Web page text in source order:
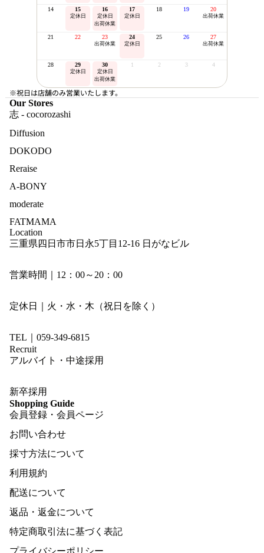
14 15
定休日
16
定休日
出荷休業
17
定休日
18 19 20
出荷休業
21 22 23
出荷休業
24
定休日
25 26 27
出荷休業
28 29
定休日
30
定休日
出荷休業
1 2 3 4
※祝日は店舗のみ営業いたします。
Our Stores
志 - cocorozashi
Diffusion
DOKODO
Reraise
A-BONY
moderate
FATMAMA
Location
三重県四日市市日永5丁目12-16 日がなビル
営業時間｜12：00～20：00
定休日｜火・水・木（祝日を除く）
TEL｜059-349-6815
Recruit
アルバイト・中途採用
新卒採用
Shopping Guide
会員登録・会員ページ
お問い合わせ
採寸方法について
利用規約
配送について
返品・返金について
特定商取引法に基づく表記